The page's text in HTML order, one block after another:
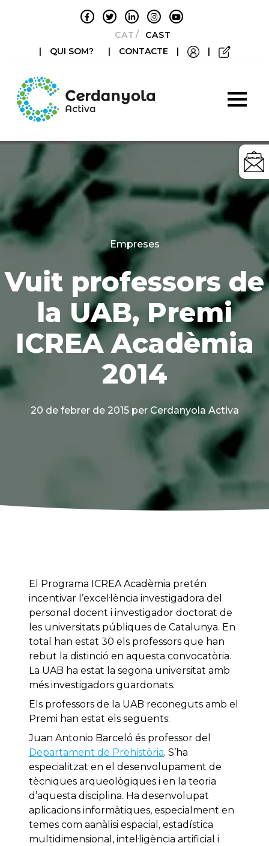
CATALÀCASTELLANO
|
QUI SOM? | CONTACTE | |
Categories
Empreses
Vuit professors de
la UAB, Premi
ICREA Acadèmia
2014
20 de febrer de 2015 per Cerdanyola Activa
El Programa ICREA Acadèmia pretén
incentivar l’excel·lència investigadora del
personal docent i investigador doctorat de
les universitats públiques de Catalunya. En
total han estat 30 els professors que han
rebut la distinció en aquesta convocatòria.
La UAB ha estat la segona universitat amb
més investigadors guardonats.
Els professors de la UAB reconeguts amb el
Premi han estat els següents:
Juan Antonio Barceló és professor del
Departament de Prehistòria. S’ha
especialitzat en el desenvolupament de
tècniques arqueològiques i en la teoria
d’aquesta disciplina. Ha desenvolupat
aplicacions informàtiques, especialment en
temes com aanàlisi espacial, estadística
multidimensional, intel·ligència artificial i